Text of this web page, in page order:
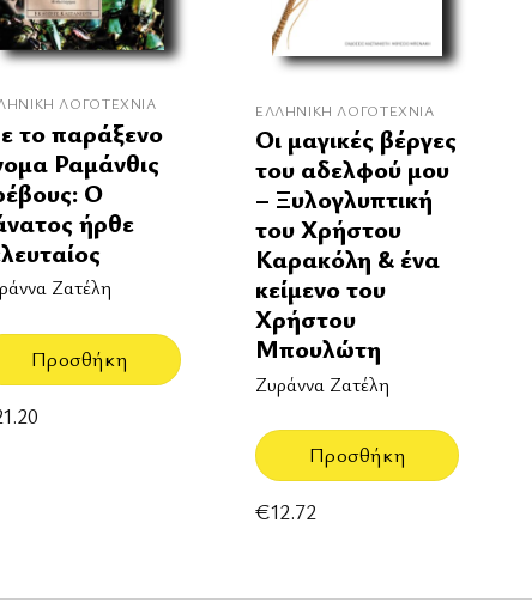
ΛΟΓΟΤΕΧΝΊΑ
το παράξενο
Ραμάνθις
Ο
ήρθε
Ζατέλη
Προσθήκη
ΕΛΛΗΝΙΚΉ ΛΟΓΟΤΕΧΝΊΑ
Οι μαγικές βέργες
του αδελφού μου
– Ξυλογλυπτική
του Χρήστου
Καρακόλη & ένα
κείμενο του
Χρήστου
Μπουλώτη
Ζυράννα Ζατέλη
Προσθήκη
€12.72